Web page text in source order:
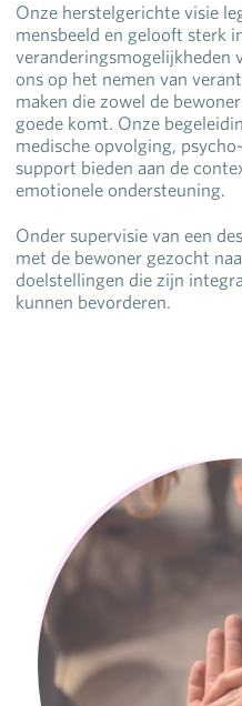
Onze herstelgerichte visie
mensbeeld en gelooft sterk
veranderingsmogelijkheden
ons op het nemen van
maken die zowel de
goede komt. Onze
medische opvolging,
support bieden aan de
emotionele ondersteuning.
Onder supervisie van een
met de bewoner gezocht
doelstellingen die zijn
kunnen bevorderen.